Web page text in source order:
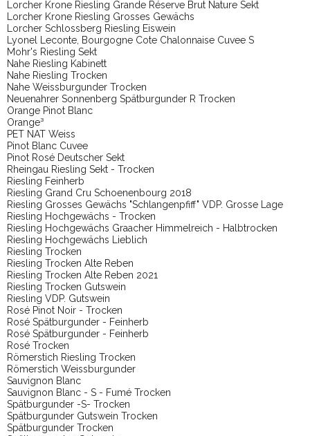
Lorcher Krone Riesling Grande Réserve Brut Nature Sekt
Lorcher Krone Riesling Grosses Gewächs
Lorcher Schlossberg Riesling Eiswein
Lyonel Leconte, Bourgogne Cote Chalonnaise Cuvee S
Mohr's Riesling Sekt
Nahe Riesling Kabinett
Nahe Riesling Trocken
Nahe Weissburgunder Trocken
Neuenahrer Sonnenberg Spätburgunder R Trocken
Orange Pinot Blanc
Orange³
PET NAT Weiss
Pinot Blanc Cuvee
Pinot Rosé Deutscher Sekt
Rheingau Riesling Sekt - Trocken
Riesling Feinherb
Riesling Grand Cru Schoenenbourg 2018
Riesling Grosses Gewächs "Schlangenpfiff" VDP. Grosse Lage
Riesling Hochgewächs - Trocken
Riesling Hochgewächs Graacher Himmelreich - Halbtrocken
Riesling Hochgewächs Lieblich
Riesling Trocken
Riesling Trocken Alte Reben
Riesling Trocken Alte Reben 2021
Riesling Trocken Gutswein
Riesling VDP. Gutswein
Rosé Pinot Noir - Trocken
Rosé Spätburgunder - Feinherb
Rosé Spätburgunder - Feinherb
Rosé Trocken
Römerstich Riesling Trocken
Römerstich Weissburgunder
Sauvignon Blanc
Sauvignon Blanc - S - Fumé Trocken
Spätburgunder -S- Trocken
Spätburgunder Gutswein Trocken
Spätburgunder Trocken